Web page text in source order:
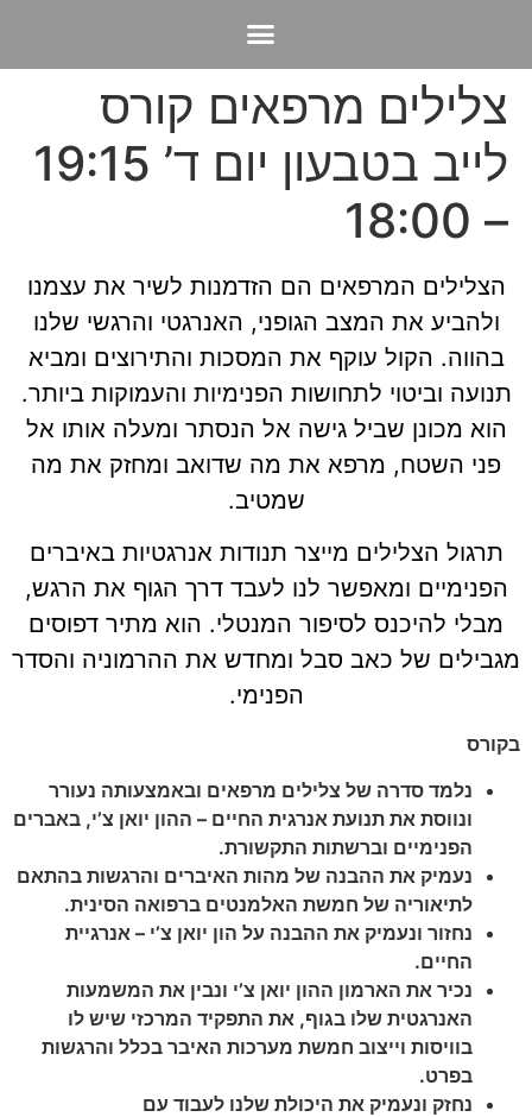
צלילים מרפאים קורס
לייב בטבעון יום ד’ 19:15
– 18:00
הצלילים המרפאים הם הזדמנות לשיר את עצמנו
ולהביע את המצב הגופני, האנרגטי והרגשי שלנו
בהווה. הקול עוקף את המסכות והתירוצים ומביא
תנועה וביטוי לתחושות הפנימיות והעמוקות ביותר.
הוא מכונן שביל גישה אל הנסתר ומעלה אותו אל
פני השטח, מרפא את מה שדואב ומחזק את מה
שמטיב.
תרגול הצלילים מייצר תנודות אנרגטיות באיברים
הפנימיים ומאפשר לנו לעבד דרך הגוף את הרגש,
מבלי להיכנס לסיפור המנטלי. הוא מתיר דפוסים
מגבילים של כאב סבל ומחדש את ההרמוניה והסדר
הפנימי.
בקורס
נלמד סדרה של צלילים מרפאים ובאמצעותה נעורר
ונווסת את תנועת אנרגית החיים – ההון יואן צ’י, באברים
הפנימיים וברשתות התקשורת.
נעמיק את ההבנה של מהות האיברים והרגשות בהתאם
לתיאוריה של חמשת האלמנטים ברפואה הסינית.
נחזור ונעמיק את ההבנה על הון יואן צ’י – אנרגיית
החיים.
נכיר את הארמון ההון יואן צ’י ונבין את המשמעות
האנרגטית שלו בגוף, את התפקיד המרכזי שיש לו
בוויסות וייצוב חמשת מערכות האיבר בכלל והרגשות
בפרט.
נחזק ונעמיק את היכולת שלנו לעבוד עם